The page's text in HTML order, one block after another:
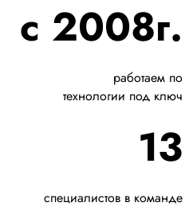
с 2008г.
работаем по
технологии под ключ
13
специалистов в команде